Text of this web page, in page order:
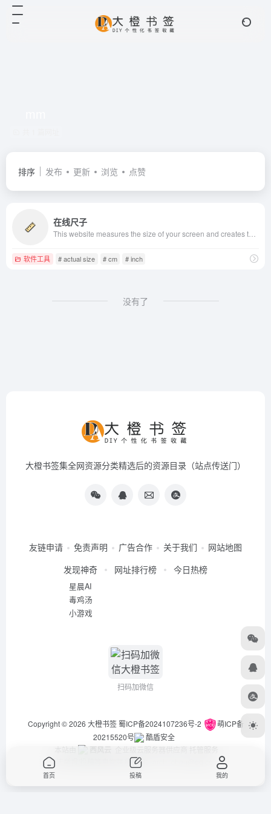
排序 发布 更新 浏览 点赞
在线尺子
软件工具 # actual size # cm # inch
没有了
大橙书签集全网资源分类精选后的资源目录（站点传送门）
友链申请 免责声明 广告合作 关于我们
网站地图
发现神奇
星晨AI
毒鸡汤
小游戏
网址排行榜 今日热榜
扫码加微信
Copyright © 2026 大橙书签 蜀ICP备2024107236号-2
萌ICP备
20215520号
酷盾安全
本站由
西风云 企业级云服务器供应商 托管服务
违法举报/投稿等事物联系邮箱：arch_chen@qq.com
首页 投稿 我的